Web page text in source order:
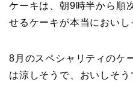
ケーキは、朝9時半から順
せるケーキが本当においし
8月のスペシャリティのケ
は涼しそうで、おいしそう